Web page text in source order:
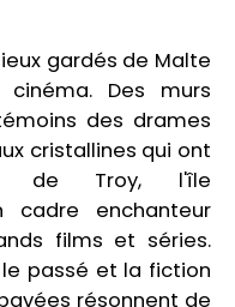
gardés de Malte
Des murs
des drames
cristallines qui ont
de Troy, l'île
cadre enchanteur
films et séries.
passé et la fiction
résonnent de